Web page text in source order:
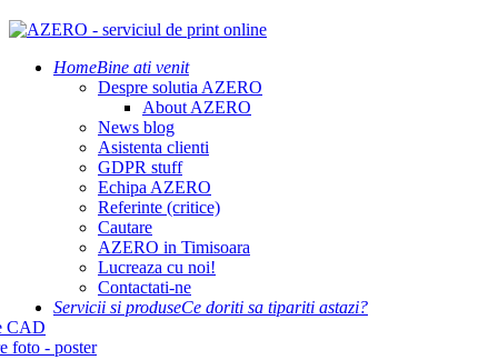
HomeBine ati venit
Despre solutia AZERO
About AZERO
News blog
Asistenta clienti
GDPR stuff
Echipa AZERO
Referinte (critice)
Cautare
AZERO in Timisoara
Lucreaza cu noi!
Contactati-ne
Servicii si produseCe doriti sa tipariti astazi?
CAD
foto - poster